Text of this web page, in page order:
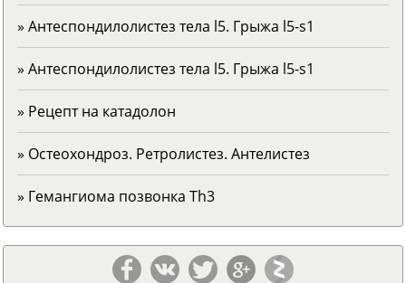
» Антеспондилолистез тела l5. Грыжа l5-s1
» Антеспондилолистез тела l5. Грыжа l5-s1
» Рецепт на катадолон
» Остеохондроз. Ретролистез. Антелистез
» Гемангиома позвонка Тh3